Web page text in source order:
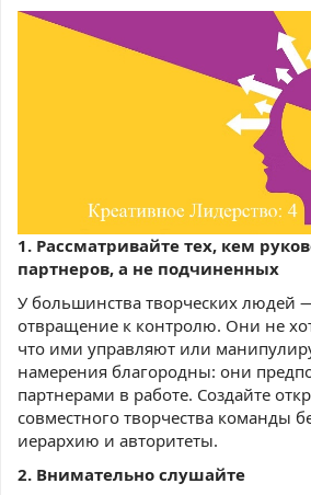
1. Рассматривайте тех, кем
партнеров, а не подчиненных
У большинства творческих людей
отвращение к контролю. Они не
что ими управляют или
намерения благородны: они
партнерами в работе. Создайте
совместного творчества команды
иерархию и авторитеты.
2. Внимательно слушайте